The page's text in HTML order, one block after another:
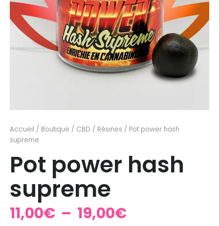
Accueil / Boutique / CBD / Résines / Pot power hash
supreme
Pot power hash
supreme
11,00€ – 19,00€